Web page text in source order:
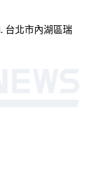
台北市內湖區瑞